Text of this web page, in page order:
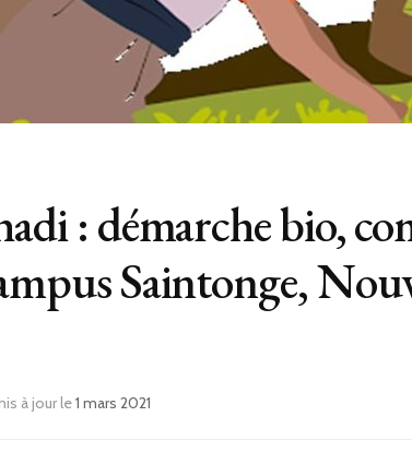
: démarche bio,
Saintonge,
à jour le1 mars 2021